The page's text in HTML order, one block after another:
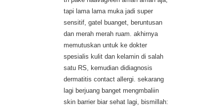
tapi lama lama muka jadi super
sensitif, gatel buanget, beruntusan
dan merah merah ruam. akhirnya
memutuskan untuk ke dokter
spesialis kulit dan kelamin di salah
satu RS, kemudian didiagnosis
dermatitis contact allergi. sekarang
lagi berjuang banget mengmbaliin
skin barrier biar sehat lagi, bismillah: